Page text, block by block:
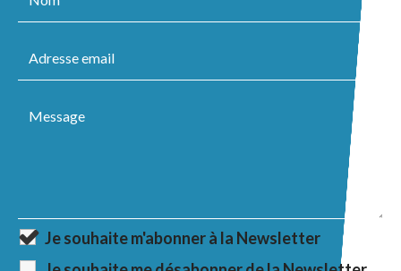
Je souhaite m'abonner à la Newsletter